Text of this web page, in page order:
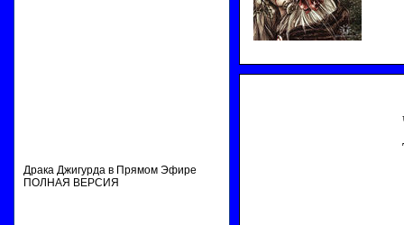
Драка Джигурда в Прямом Эфире
ПОЛНАЯ ВЕРСИЯ